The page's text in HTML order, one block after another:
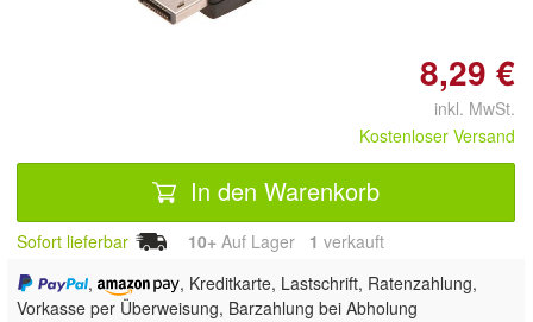
8,29 €
inkl. MwSt.
Kostenloser Versand
In den Warenkorb
Sofort lieferbar 10+ Auf Lager 1 verkauft
,
, Kreditkarte, Lastschrift, Ratenzahlung,
Vorkasse per Überweisung, Barzahlung bei Abholung